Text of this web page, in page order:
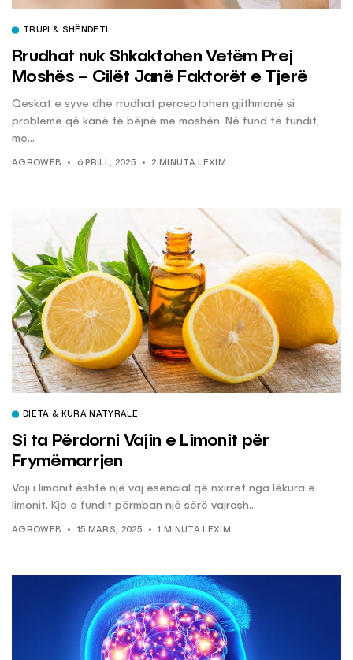
TRUPI & SHËNDETI
Rrudhat nuk Shkaktohen Vetëm Prej
Moshës – Cilët Janë Faktorët e Tjerë
Qeskat e syve dhe rrudhat perceptohen gjithmonë si
probleme që kanë të bëjnë me moshën. Në fund të fundit,
me...
AGROWEB 6 PRILL, 2025 2 MINUTA LEXIM
DIETA & KURA NATYRALE
Si ta Përdorni Vajin e Limonit për
Frymëmarrjen
Vaji i limonit është një vaj esencial që nxirret nga lëkura e
limonit. Kjo e fundit përmban një sërë vajrash...
AGROWEB 15 MARS, 2025 1 MINUTA LEXIM